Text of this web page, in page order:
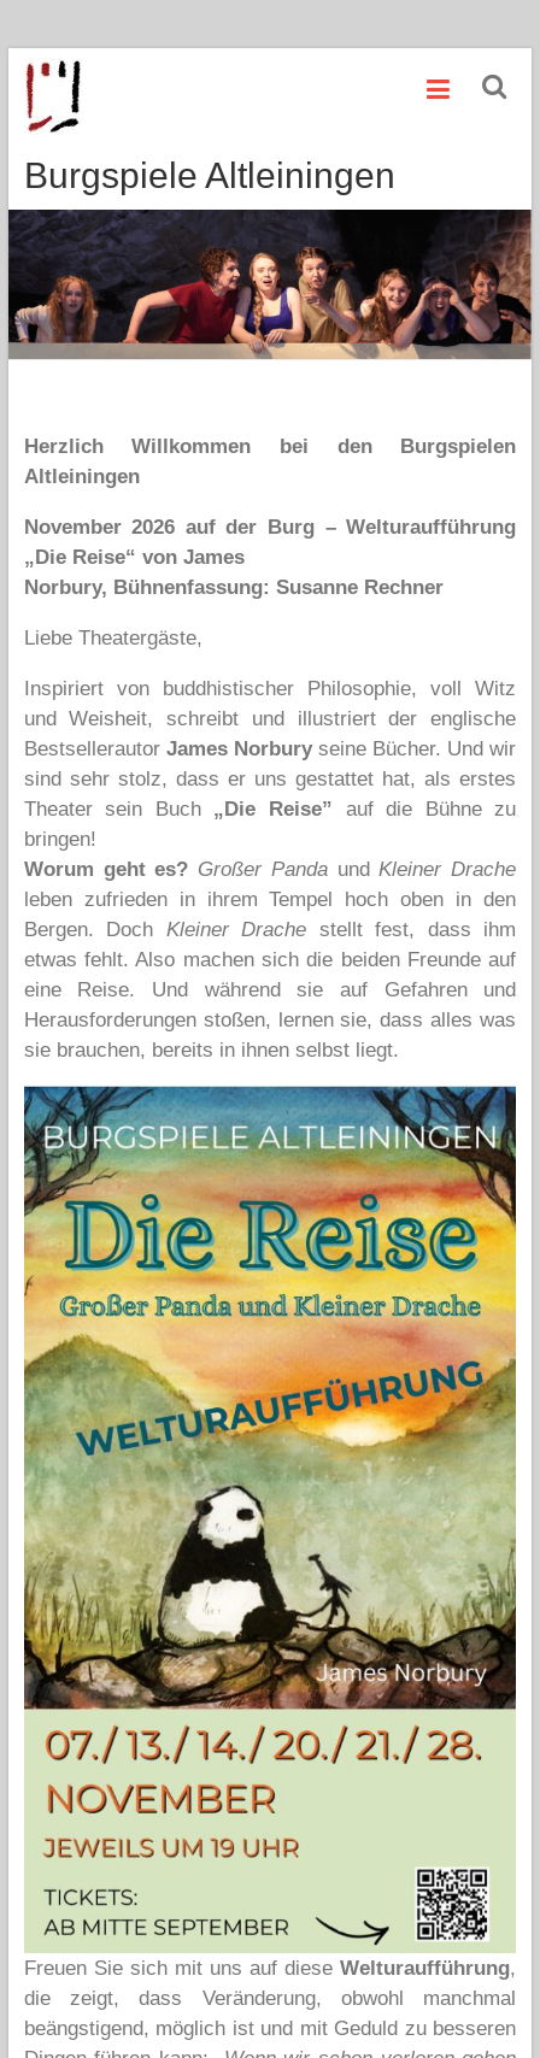
Zum
Inhalt
springen
Burgspiele Altleiningen
Herzlich Willkommen bei den Burgspielen
Altleiningen
November 2026 auf der Burg – Welturaufführung
„Die Reise“ von James
Norbury, Bühnenfassung: Susanne Rechner
Liebe Theatergäste,
Inspiriert von buddhistischer Philosophie, voll Witz
und Weisheit, schreibt und illustriert der englische
Bestsellerautor James Norburyseine Bücher. Und wir
sind sehr stolz, dass er uns gestattet hat, als erstes
Theater sein Buch „Die Reise” auf die Bühne zu
bringen!
Worum geht es? Großer PandaundKleiner Drache
leben zufrieden in ihrem Tempel hoch oben in den
Bergen. Doch Kleiner Drache stellt fest, dass ihm
etwas fehlt. Also machen sich die beiden Freunde auf
eine Reise. Und während sie auf Gefahren und
Herausforderungen stoßen, lernen sie, dass alles was
sie brauchen, bereits in ihnen selbst liegt.
Freuen Sie sich mit uns auf dieseWelturaufführung,
die zeigt, dass Veränderung, obwohl manchmal
beängstigend, möglich ist und mit Geduld zu besseren